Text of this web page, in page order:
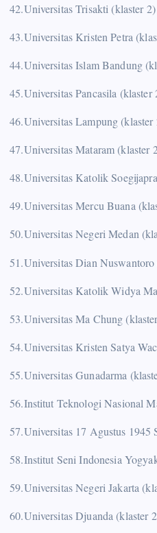
42.Universitas Trisakti (klaster 2)
43.Universitas Kristen Petra
44.Universitas Islam Bandung
45.Universitas Pancasila (klaster
46.Universitas Lampung (klaster
47.Universitas Mataram (klaster
48.Universitas Katolik
49.Universitas Mercu Buana
50.Universitas Negeri Medan
51.Universitas Dian
52.Universitas Katolik Widya
53.Universitas Ma Chung
54.Universitas Kristen Satya
55.Universitas Gunadarma
56.Institut Teknologi Nasional
57.Universitas 17 Agustus 1945
58.Institut Seni Indonesia
59.Universitas Negeri Jakarta
60.Universitas Djuanda (klaster